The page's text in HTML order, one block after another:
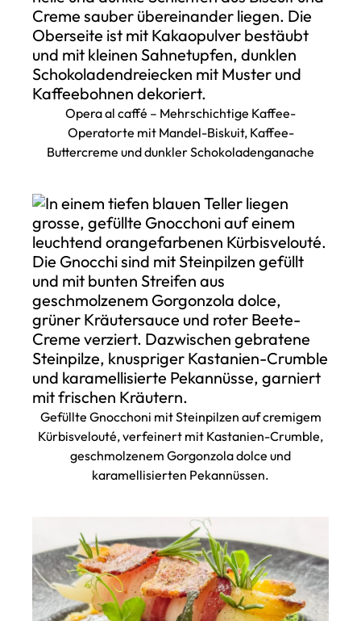
Opera al caffé – Mehrschichtige Kaffee-
Operatorte mit Mandel-Biskuit, Kaffee-
Buttercreme und dunkler Schokoladenganache
Gefüllte Gnocchoni mit Steinpilzen auf cremigem
Kürbisvelouté, verfeinert mit Kastanien-Crumble,
geschmolzenem Gorgonzola dolce und
karamellisierten Pekannüssen.